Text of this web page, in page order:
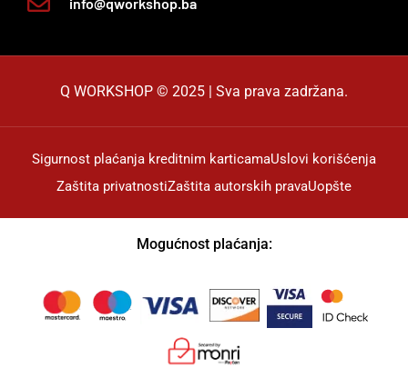
Q WORKSHOP © 2025 | Sva prava zadržana.
Sigurnost plaćanja kreditnim karticamaUslovi korišćenja
Zaštita privatnostiZaštita autorskih pravaUopšte
Mogućnost plaćanja: